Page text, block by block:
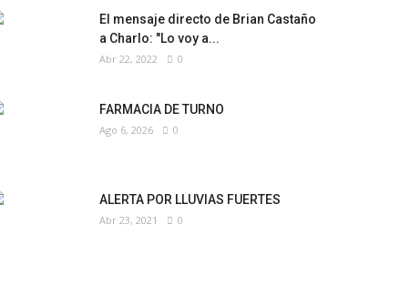
El mensaje directo de Brian Castaño
a Charlo: "Lo voy a...
Abr 22, 2022 0
FARMACIA DE TURNO
Ago 6, 2026 0
ALERTA POR LLUVIAS FUERTES
Abr 23, 2021 0